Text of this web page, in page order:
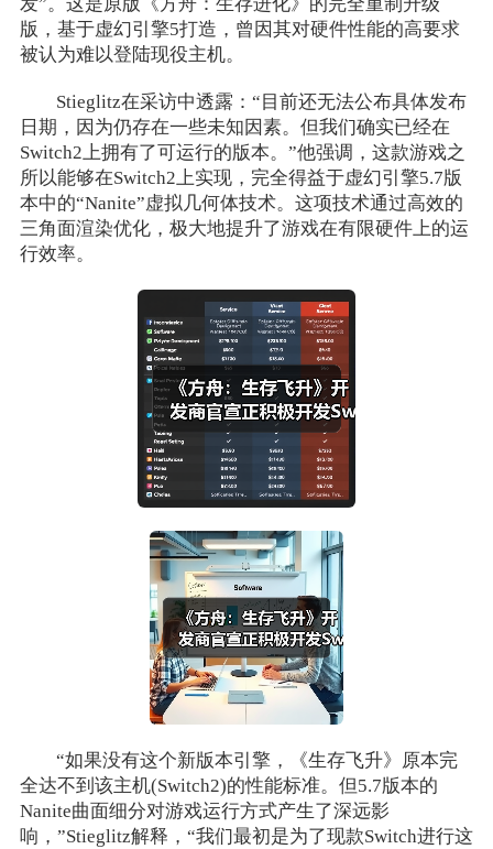
版，基于虚幻引擎5打造，曾因其对硬件性能的高要求
被认为难以登陆现役主机。
Stieglitz在采访中透露：“目前还无法公布具体发布
日期，因为仍存在一些未知因素。但我们确实已经在
Switch2上拥有了可运行的版本。”他强调，这款游戏之
所以能够在Switch2上实现，完全得益于虚幻引擎5.7版
本中的“Nanite”虚拟几何体技术。这项技术通过高效的
三角面渲染优化，极大地提升了游戏在有限硬件上的运
行效率。
“如果没有这个新版本引擎，《生存飞升》原本完
全达不到该主机(Switch2)的性能标准。但5.7版本的
Nanite曲面细分对游戏运行方式产生了深远影
响，”Stieglitz解释，“我们最初是为了现款Switch进行这